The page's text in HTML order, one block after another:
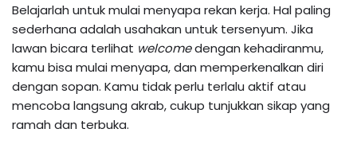
Belajarlah untuk mulai menyapa rekan kerja. Hal paling
sederhana adalah usahakan untuk tersenyum. Jika
lawan bicara terlihat welcomedengan kehadiranmu,
kamu bisa mulai menyapa, dan memperkenalkan diri
dengan sopan. Kamu tidak perlu terlalu aktif atau
mencoba langsung akrab, cukup tunjukkan sikap yang
ramah dan terbuka.